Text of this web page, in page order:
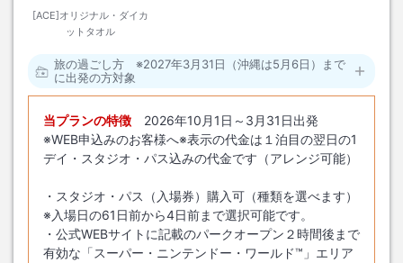
[ACE]オリジナル・ダイカ
ットタオル
旅の過ごし方 ※2027年3月31日（沖縄は5月6日）まで
に出発の方対象
当プランの特徴 2026年10月1日～3月31日出発
※WEB申込みのお客様へ※表示の代金は１泊目の翌日の1
デイ・スタジオ・パス込みの代金です（アレンジ可能）
・スタジオ・パス（入場券）購入可（種類を選べます）
※入場日の61日前から4日前まで選択可能です。
・公式WEBサイトに記載のパークオープン２時間後まで
有効な「スーパー・ニンテンドー・ワールド™」エリア